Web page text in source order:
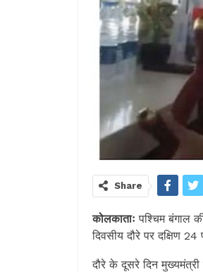
Share
कोलकाताः पश्चिम बंगाल
दिवसीय दौरे पर दक्षिण 24
दौरे के दूसरे दिन